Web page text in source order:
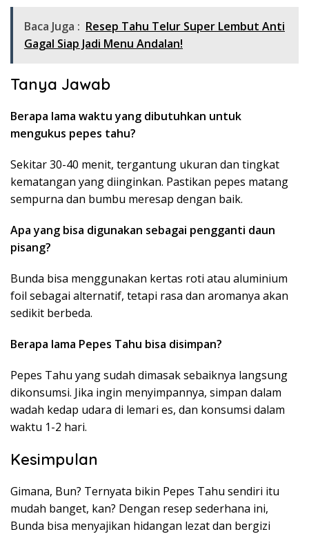
Baca Juga : Resep Tahu Telur Super Lembut Anti
Gagal Siap Jadi Menu Andalan!
Tanya Jawab
Berapa lama waktu yang dibutuhkan untuk
mengukus pepes tahu?
Sekitar 30-40 menit, tergantung ukuran dan tingkat
kematangan yang diinginkan. Pastikan pepes matang
sempurna dan bumbu meresap dengan baik.
Apa yang bisa digunakan sebagai pengganti daun
pisang?
Bunda bisa menggunakan kertas roti atau aluminium
foil sebagai alternatif, tetapi rasa dan aromanya akan
sedikit berbeda.
Berapa lama Pepes Tahu bisa disimpan?
Pepes Tahu yang sudah dimasak sebaiknya langsung
dikonsumsi. Jika ingin menyimpannya, simpan dalam
wadah kedap udara di lemari es, dan konsumsi dalam
waktu 1-2 hari.
Kesimpulan
Gimana, Bun? Ternyata bikin Pepes Tahu sendiri itu
mudah banget, kan? Dengan resep sederhana ini,
Bunda bisa menyajikan hidangan lezat dan bergizi